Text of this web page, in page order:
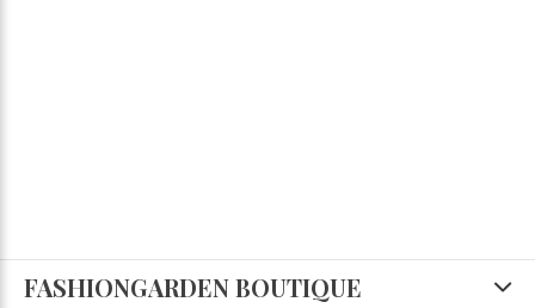
FASHIONGARDEN BOUTIQUE